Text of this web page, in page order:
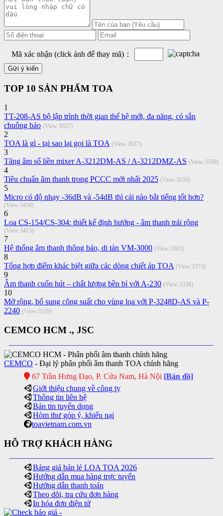
Mã xác nhận (click ảnh để thay mã)：
TOP 10 SẢN PHẨM TOA
1
TT-208-AS bộ lập trình thời gian thế hệ mới, đa năng, có sẵn
chuông báo (View:3927)
2
TOA là gì - tại sao lại gọi là TOA (View:3637)
3
Tăng âm số liền mixer A-3212DM-AS / A-3212DMZ-AS (View:3569)
4
Tiêu chuẩn âm thanh trong PCCC mới nhất 2025 (View:3559)
5
Micro có độ nhạy -36dB và -54dB thì cái nào bắt tiếng tốt hơn?
(View:3456)
6
Loa CS-154/CS-304: thiết kế định hướng - âm thanh trải rộng
(View:3413)
7
Hệ thống âm thanh thông báo, di tản VM-3000 (View:3381)
8
Tổng hợp điểm khác biệt giữa các dòng chiết áp TOA (View:3373)
9
Âm thanh cuốn hút – chất lượng bền bỉ với A-230 (View:3338)
10
Mở rộng, bổ sung công suất cho vùng loa với P-3248D-AS và P-
2240 (View:3329)
CEMCO HCM ., JSC
CEMCO - Đại lý phân phối âm thanh TOA chính hãng
67 Trần Hưng Đạo, P. Cửa Nam, Hà Nội [Bản đồ]
Giới thiệu chung về công ty
Thông tin liên hệ
Bản tin tuyển dụng
Hòm thư góp ý, khiếu nại
toavietnam.com.vn
HỖ TRỢ KHÁCH HÀNG
Bảng giá bán lẻ LOA TOA 2026
Hướng dẫn mua hàng trực tuyến
Hướng dẫn thanh toán
Theo dõi, tra cứu đơn hàng
In hóa đơn điện tử